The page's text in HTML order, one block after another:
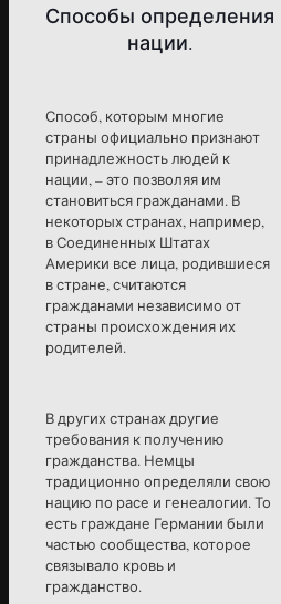
Способы определения
нации.
Способ, которым многие
страны официально признают
принадлежность людей к
нации, – это позволяя им
становиться гражданами. В
некоторых странах, например,
в Соединенных Штатах
Америки все лица, родившиеся
в стране, считаются
гражданами независимо от
страны происхождения их
родителей.
В других странах другие
требования к получению
гражданства. Немцы
традиционно определяли свою
нацию по расе и генеалогии. То
есть граждане Германии были
частью сообщества, которое
связывало кровь и
гражданство.